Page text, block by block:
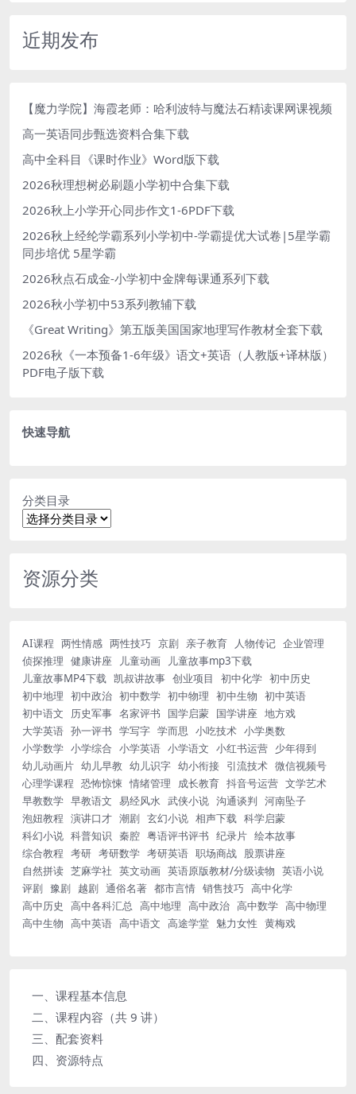
近期发布
【魔力学院】海霞老师：哈利波特与魔法石精读课网课视频
高一英语同步甄选资料合集下载
高中全科目《课时作业》Word版下载
2026秋理想树必刷题小学初中合集下载
2026秋上小学开心同步作文1-6PDF下载
2026秋上经纶学霸系列小学初中-学霸提优大试卷|5星学霸
同步培优 5星学霸
2026秋点石成金-小学初中金牌每课通系列下载
2026秋小学初中53系列教辅下载
《Great Writing》第五版美国国家地理写作教材全套下载
2026秋《一本预备1-6年级》语文+英语（人教版+译林版）
PDF电子版下载
快速导航
分类目录
资源分类
AI课程 两性情感 两性技巧 京剧 亲子教育 人物传记 企业管理
侦探推理 健康讲座 儿童动画
儿童故事mp3下载
儿童故事MP4下载 凯叔讲故事 创业项目 初中化学 初中历史
初中地理 初中政治 初中数学 初中物理 初中生物 初中英语
初中语文
历史军事 名家评书 国学启蒙 国学讲座 地方戏
大学英语 孙一评书 学写字 学而思 小吃技术 小学奥数
小学数学 小学综合 小学英语 小学语文 小红书运营 少年得到
幼儿动画片 幼儿早教 幼儿识字 幼小衔接 引流技术 微信视频号
心理学课程 恐怖惊悚 情绪管理 成长教育 抖音号运营 文学艺术
早教数学 早教语文 易经风水 武侠小说 沟通谈判 河南坠子
泡妞教程 演讲口才 潮剧 玄幻小说 相声下载 科学启蒙
科幻小说 科普知识 秦腔 粤语评书评书 纪录片 绘本故事
综合教程 考研 考研数学 考研英语 职场商战 股票讲座
自然拼读 芝麻学社 英文动画 英语原版教材/分级读物 英语小说
评剧 豫剧 越剧 通俗名著 都市言情 销售技巧 高中化学
高中历史
高中各科汇总 高中地理 高中政治 高中数学 高中物理
高中生物 高中英语 高中语文 高途学堂 魅力女性 黄梅戏
一、课程基本信息
二、课程内容（共 9 讲）
三、配套资料
四、资源特点